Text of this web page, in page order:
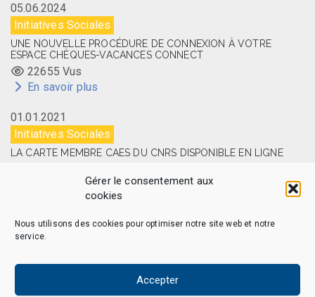
Gérer le consentement aux
cookies
Nous utilisons des cookies pour optimiser notre site web et notre
service.
Accepter
05.06.2024
Initiatives Sociales
UNE NOUVELLE PROCÉDURE DE CONNEXION À VOTRE
ESPACE CHÈQUES-VACANCES CONNECT
22655 Vus
En savoir plus
01.01.2021
Initiatives Sociales
LA CARTE MEMBRE CAES DU CNRS DISPONIBLE EN LIGNE
En savoir plus
Politique de confidentialité
Politique de cookies (EU)